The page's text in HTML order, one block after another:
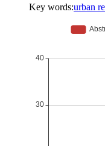
Key words:urban